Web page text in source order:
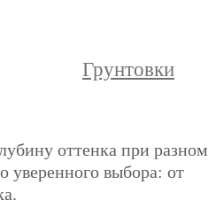
Грунтовки
оттенка при разном
уверенного выбора: от